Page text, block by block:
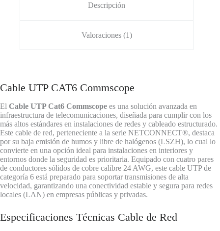
Descripción
Valoraciones (1)
Cable UTP CAT6 Commscope
El Cable UTP Cat6 Commscope es una solución avanzada en
infraestructura de telecomunicaciones, diseñada para cumplir con los
más altos estándares en instalaciones de redes y cableado estructurado.
Este cable de red, perteneciente a la serie NETCONNECT®, destaca
por su baja emisión de humos y libre de halógenos (LSZH), lo cual lo
convierte en una opción ideal para instalaciones en interiores y
entornos donde la seguridad es prioritaria. Equipado con cuatro pares
de conductores sólidos de cobre calibre 24 AWG, este cable UTP de
categoría 6 está preparado para soportar transmisiones de alta
velocidad, garantizando una conectividad estable y segura para redes
locales (LAN) en empresas públicas y privadas.
Especificaciones Técnicas Cable de Red